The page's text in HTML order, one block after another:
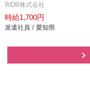
WDB株式会社
時給1,700円
派遣社員 / 愛知県